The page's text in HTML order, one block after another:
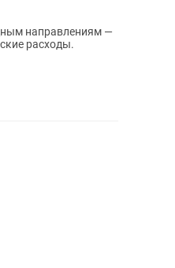
направлениям —
расходы.